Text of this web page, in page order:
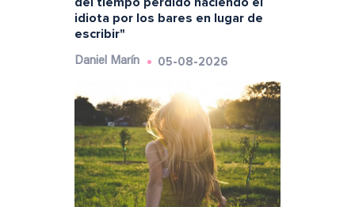
idiota por los bares en lugar de
escribir"
Daniel Marín 05-08-2026